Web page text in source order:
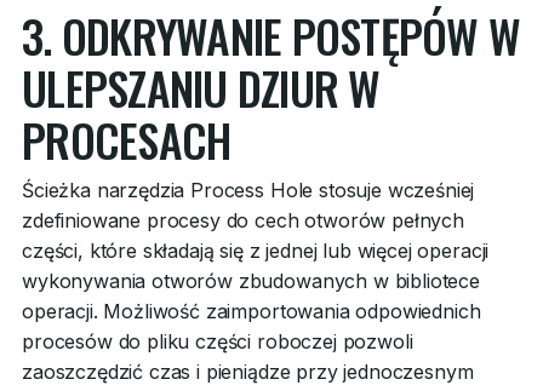
3. ODKRYWANIE POSTĘPÓW W
ULEPSZANIU DZIUR W
PROCESACH
Ścieżka narzędzia Process Hole stosuje wcześniej
zdefiniowane procesy do cech otworów pełnych
części, które składają się z jednej lub więcej operacji
wykonywania otworów zbudowanych w bibliotece
operacji. Możliwość zaimportowania odpowiednich
procesów do pliku części roboczej pozwoli
zaoszczędzić czas i pieniądze przy jednoczesnym